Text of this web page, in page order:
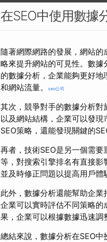
在SEO中使用數據
隨著網際網路的發展，網站
略來提升網站的可見性。數
的數據分析，企業能夠更好
和網站流量。
seo公司
其次，競爭對手的數據分析
以及網站結構，企業可以發
SEO策略，還能發現關鍵的
再者，技術SEO是另一個需
等，對搜索引擎排名有直接影
並及時修正問題以提高用戶體
此外，數據分析還能幫助企業
企業可以實時評估不同策略
果，企業可以根據數據迅速調
總結來說，數據分析在SEO